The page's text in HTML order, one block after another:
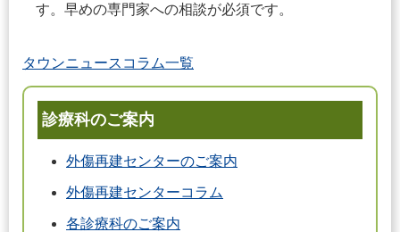
す。早めの専門家への相談が必須です。
タウンニュースコラム一覧
診療科のご案内
外傷再建センターのご案内
外傷再建センターコラム
各診療科のご案内